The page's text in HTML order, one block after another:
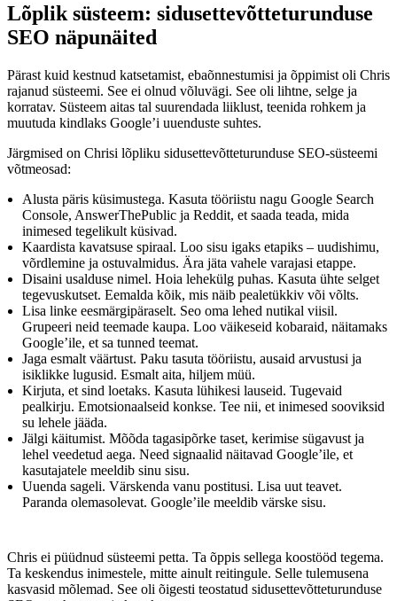
Lõplik süsteem: sidusettevõtteturunduse
SEO näpunäited
Pärast kuid kestnud katsetamist, ebaõnnestumisi ja õppimist oli Chris
rajanud süsteemi. See ei olnud võluvägi. See oli lihtne, selge ja
korratav. Süsteem aitas tal suurendada liiklust, teenida rohkem ja
muutuda kindlaks Google’i uuenduste suhtes.
Järgmised on Chrisi lõpliku sidusettevõtteturunduse SEO-süsteemi
võtmeosad:
Alusta päris küsimustega. Kasuta tööriistu nagu Google Search
Console, AnswerThePublic ja Reddit, et saada teada, mida
inimesed tegelikult küsivad.
Kaardista kavatsuse spiraal. Loo sisu igaks etapiks – uudishimu,
võrdlemine ja ostuvalmidus. Ära jäta vahele varajasi etappe.
Disaini usalduse nimel. Hoia lehekülg puhas. Kasuta ühte selget
tegevuskutset. Eemalda kõik, mis näib pealetükkiv või võlts.
Lisa linke eesmärgipäraselt. Seo oma lehed nutikal viisil.
Grupeeri neid teemade kaupa. Loo väikeseid kobaraid, näitamaks
Google’ile, et sa tunned teemat.
Jaga esmalt väärtust. Paku tasuta tööriistu, ausaid arvustusi ja
isiklikke lugusid. Esmalt aita, hiljem müü.
Kirjuta, et sind loetaks. Kasuta lühikesi lauseid. Tugevaid
pealkirju. Emotsionaalseid konkse. Tee nii, et inimesed sooviksid
su lehele jääda.
Jälgi käitumist. Mõõda tagasipõrke taset, kerimise sügavust ja
lehel veedetud aega. Need signaalid näitavad Google’ile, et
kasutajatele meeldib sinu sisu.
Uuenda sageli. Värskenda vanu postitusi. Lisa uut teavet.
Paranda olemasolevat. Google’ile meeldib värske sisu.
Chris ei püüdnud süsteemi petta. Ta õppis sellega koostööd tegema.
Ta keskendus inimestele, mitte ainult reitingule. Selle tulemusena
kasvasid mõlemad. See oli õigesti teostatud sidusettevõtteturunduse